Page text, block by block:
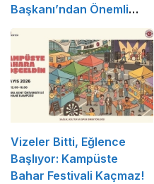
Başkanı’ndan Önemli
Açıklama
Vizeler Bitti, Eğlence
Başlıyor: Kampüste
Bahar Festivali Kaçmaz!